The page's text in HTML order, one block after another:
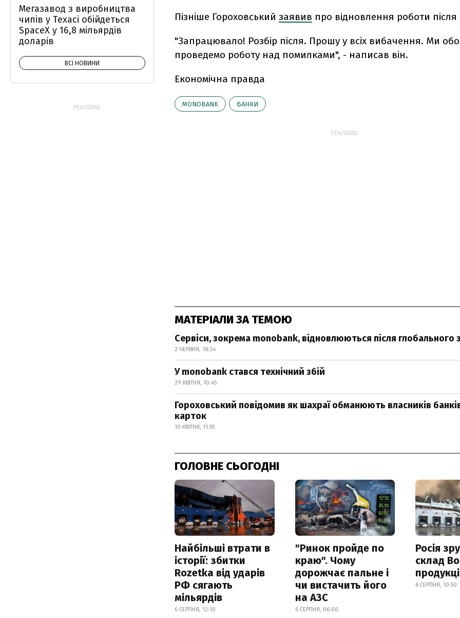
Пізніше Гороховський заявив про відновлення роботи
"Запрацювало! Розбір після. Прошу у всіх вибачення. Ми
проведемо роботу над помилками", - написав він.
Економічна правда
MONOBANK БАНКИ
РЕКЛАМА:
МАТЕРІАЛИ ЗА ТЕМОЮ
Сервіси, зокрема monobank, відновлюються після глобального
2 ЧЕРВНЯ, 18:34
У monobank стався технічний збій
29 КВІТНЯ, 10:45
Гороховський повідомив як шахраї обманюють власників
карток
10 КВІТНЯ, 11:55
ГОЛОВНЕ СЬОГОДНІ
Найбільші втрати в
історії: збитки
Rozetka від ударів
РФ сягають
мільярдів
6 СЕРПНЯ, 12:10
"Ринок пройде по
краю". Чому
дорожчає пальне і
чи вистачить його
на АЗС
6 СЕРПНЯ, 06:00
Росія
склад
6 СЕРПНЯ, 10:50
Мегазавод з виробництва
чипів у Техасі обійдеться
SpaceX у 16,8 мільярдів
доларів
ВСІ НОВИНИ
РЕКЛАМА: